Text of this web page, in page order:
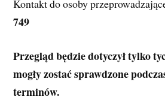
Kontakt do osoby
749
Przegląd będzie dotyczył tylko
mogły zostać sprawdzone
terminów.